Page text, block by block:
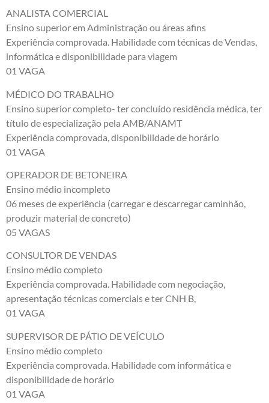
ANALISTA COMERCIAL
Ensino superior em Administração ou áreas afins
Experiência comprovada. Habilidade com técnicas de Vendas,
informática e disponibilidade para viagem
01 VAGA
MÉDICO DO TRABALHO
Ensino superior completo- ter concluído residência médica, ter
título de especialização pela AMB/ANAMT
Experiência comprovada, disponibilidade de horário
01 VAGA
OPERADOR DE BETONEIRA
Ensino médio incompleto
06 meses de experiência (carregar e descarregar caminhão,
produzir material de concreto)
05 VAGAS
CONSULTOR DE VENDAS
Ensino médio completo
Experiência comprovada. Habilidade com negociação,
apresentação técnicas comerciais e ter CNH B,
01 VAGA
SUPERVISOR DE PÁTIO DE VEÍCULO
Ensino médio completo
Experiência comprovada. Habilidade com informática e
disponibilidade de horário
01 VAGA